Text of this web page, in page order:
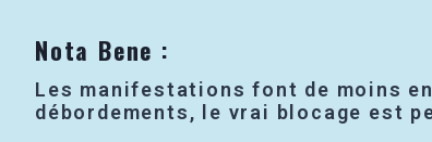
Nota Bene :
Les manifestations font de moins
débordements, le vrai blocage est